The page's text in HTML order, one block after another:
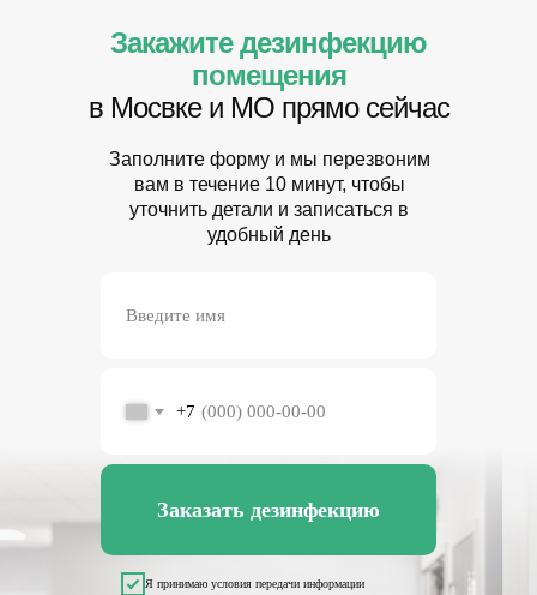
Я принимаю условия передачи информации
Закажите дезинфекцию
помещения
в Мосвке и МО прямо сейчас
+7
Заказать дезинфекцию
Заполните форму и мы перезвоним
вам в течение 10 минут, чтобы
уточнить детали и записаться в
удобный день